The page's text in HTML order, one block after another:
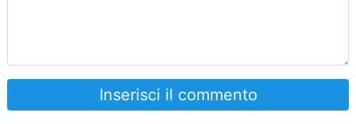
Inserisci il commento